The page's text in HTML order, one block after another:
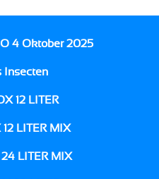
4 Oktober 2025
Insecten
12 LITER
LITER MIX
LITER MIX